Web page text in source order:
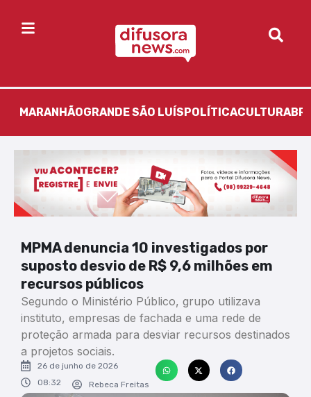
MARANHÃOGRANDE SÃO LUÍS POLÍTICACULTURA
MPMA denuncia 10 investigados por
suposto desvio de R$ 9,6 milhões em
recursos públicos
Segundo o Ministério Público, grupo utilizava
instituto, empresas de fachada e uma rede de
proteção armada para desviar recursos destinados
a projetos sociais.
26 de junho de 2026
08:32
Rebeca Freitas